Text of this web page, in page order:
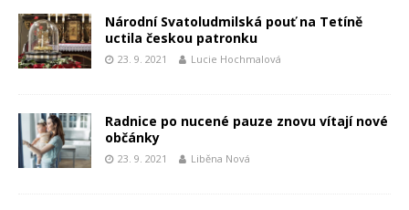
Národní Svatoludmilská pouť na Tetíně
uctila českou patronku
23. 9. 2021 Lucie Hochmalová
Radnice po nucené pauze znovu vítají nové
občánky
23. 9. 2021 Liběna Nová